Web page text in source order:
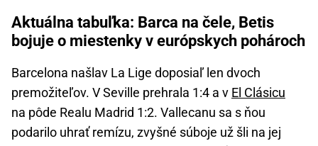
Aktuálna tabuľka: Barca na čele, Betis
bojuje o miestenky v európskych pohároch
Barcelona našlav La Lige doposiaľ len dvoch
premožiteľov. V Seville prehrala 1:4 a v El Clásicu
na pôde Realu Madrid 1:2. Vallecanu sa s ňou
podarilo uhrať remízu, zvyšné súboje už šli na jej